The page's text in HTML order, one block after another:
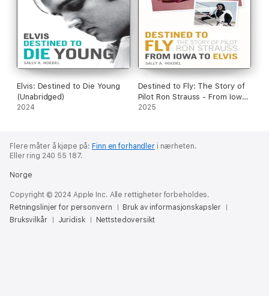
Elvis: Destined to Die Young
(Unabridged)
2024
Destined to Fly: The Story of
Pilot Ron Strauss - From Iowa
to Elvis (Unabridged)
2025
Flere måter å kjøpe på:Finn en forhandleri nærheten.
Eller ring 240 55 187.
Norge
Copyright © 2024 Apple Inc. Alle rettigheter forbeholdes.
Retningslinjer for personvern
Bruk av informasjonskapsler
Bruksvilkår
Juridisk Nettstedoversikt